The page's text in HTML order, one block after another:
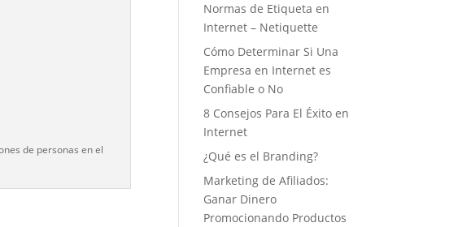
de personas en el
Normas de Etiqueta en
Internet – Netiquette
Cómo Determinar Si Una
Empresa en Internet es
Confiable o No
8 Consejos Para El Éxito en
Internet
¿Qué es el Branding?
Marketing de Afiliados:
Ganar Dinero
Promocionando Productos